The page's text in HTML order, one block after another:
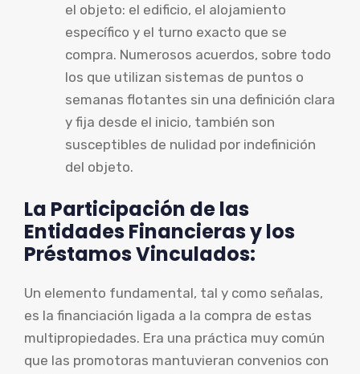
el objeto: el edificio, el alojamiento
específico y el turno exacto que se
compra. Numerosos acuerdos, sobre todo
los que utilizan sistemas de puntos o
semanas flotantes sin una definición clara
y fija desde el inicio, también son
susceptibles de nulidad por indefinición
del objeto.
La Participación de las
Entidades Financieras y los
Préstamos Vinculados:
Un elemento fundamental, tal y como señalas,
es la financiación ligada a la compra de estas
multipropiedades. Era una práctica muy común
que las promotoras mantuvieran convenios con